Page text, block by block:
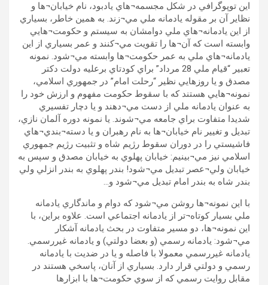
اين توپوگرافي در شکل مجسمه¬هاي يادبود، نام خيابان¬ها و
نظاير آن بر مقوله يادمانه ملي مي¬زند. به همين خاطر، بسياري
از اين يادمانه¬هاي ملي دوامشان به سيستم و حکومت¬هايي
وابسته است که آن¬ها را تقويت مي¬کنند و عمر بسياري از اين
يادمانه¬هاي ملي به عمر حکومت¬ها وابسته مي¬شود. نمونه
تعبير “قيام ملي 28 مرداد” براي کودتاي برعليه دولت دکتر
مصدق و يا روزهايي نظير “رحلت امام” در جمهوري اسلامي،
نمونه¬هايي هستند که با سقوط حکومت مفهوم و ارزش خود را
به عنوان يادمانه ملي از دست مي¬دهند و يا دچار تفسيري
شديدا متفاوت براي جامعه مي¬شوند. يا نمونه دوره آلمان نازي،
تبديل و تغيير نام خيابان¬ها به نام رهبران و يا دسته¬بندي¬هاي
فاشيستي را در دوران سقوط رژيم شاه و تثبيت رژيم جمهوري
اسلامي نيز مي¬بينيم: خيابان پهلوي به خيابان مصدق و سپس به
خيابان ولي¬عصر تبديل مي¬شود! بندر پهلوي به بندر انزلي ولي
بندر شاه به بندر امام تبديل مي¬شود و…
با اين نمونه¬ها روشن مي¬شود که دوام و ماندگاري يادمانه
ملي بسيار کوتاه¬تر از يادمانه اجتماعي است. علاوه براين، با
اين نمونه¬ها، دو مسير متفاوت در بحث يادمانه آشکار
مي¬شود: يادمانه رسمي (و بعضا دولتي) و يادمانه غيررسمي.
يادمانه غيررسمي معمولا با فاصله و يا در ضديت با يادمانه
رسمي و دولتي قرار دارد. بسياري از آنان، پاسخي هستند در
مقابل روايت رسمي که از سوي حکومت¬ها با ابزارها